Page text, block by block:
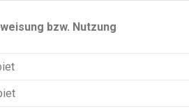
bzw. Nutzung